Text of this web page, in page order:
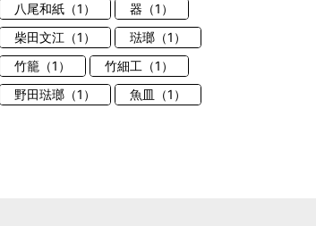
八尾和紙（1）
器（1）
柴田文江（1）
琺瑯（1）
竹籠（1）
竹細工（1）
野田琺瑯（1）
魚皿（1）